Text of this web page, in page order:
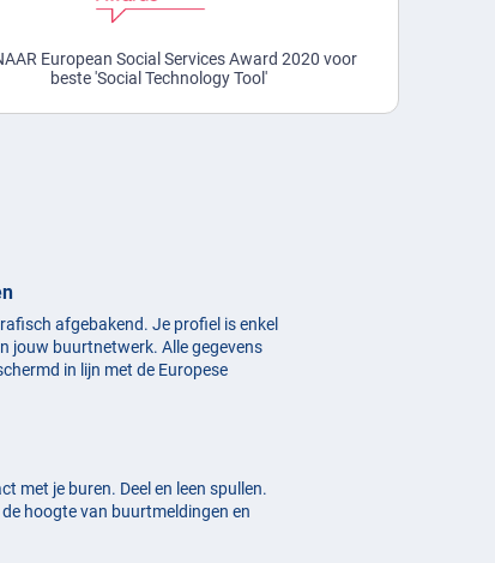
European Social Services Award 2020 voor
beste 'Social Technology Tool'
afgebakend. Je profiel is enkel
jouw buurtnetwerk. Alle gegevens
in lijn met de Europese
met je buren. Deel en leen spullen.
hoogte van buurtmeldingen en